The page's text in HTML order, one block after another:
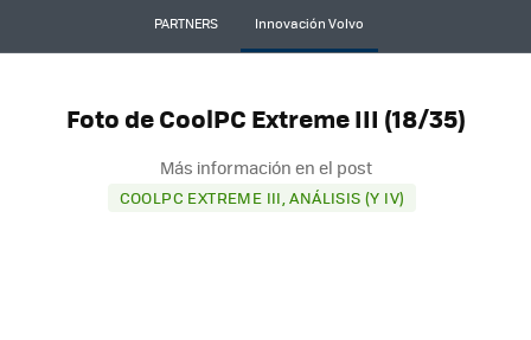
PARTNERS Innovación Volvo
Foto de CoolPC Extreme III (18/35)
Más información en el post
COOLPC EXTREME III, ANÁLISIS (Y IV)